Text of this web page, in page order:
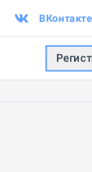
ВКонтакте